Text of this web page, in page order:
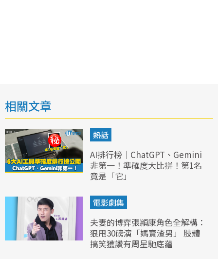
相關文章
熱話
AI排行榜｜ChatGPT、Gemini
非第一！準確度大比拼！第1名
竟是「它」
電影劇集
夫妻的博弈張頴康角色全解構：
狠甩30磅演「媽寶渣男」 肢體
搞笑獲讚有周星馳底蘊